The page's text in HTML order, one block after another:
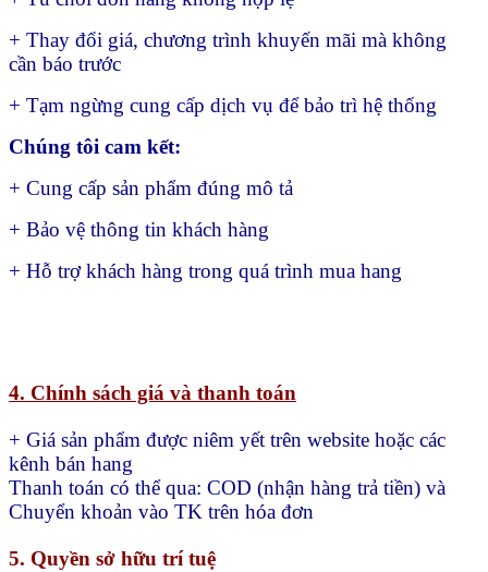
+ Thay đổi giá, chương trình khuyến mãi mà không
cần báo trước
+ Tạm ngừng cung cấp dịch vụ để bảo trì hệ thống
Chúng tôi cam kết:
+ Cung cấp sản phẩm đúng mô tả
+ Bảo vệ thông tin khách hàng
+ Hỗ trợ khách hàng trong quá trình mua hang
4. Chính sách giá và thanh toán
+ Giá sản phẩm được niêm yết trên website hoặc các
kênh bán hang
Thanh toán có thể qua: COD (nhận hàng trả tiền) và
Chuyển khoản vào TK trên hóa đơn
5. Quyền sở hữu trí tuệ